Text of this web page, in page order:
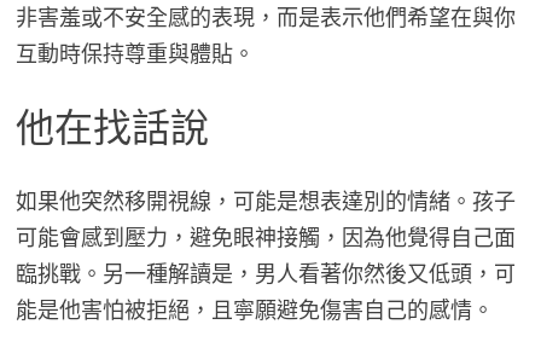
非害羞或不安全感的表現，而是表示他們希望在與你
互動時保持尊重與體貼。
他在找話說
如果他突然移開視線，可能是想表達別的情緒。孩子
可能會感到壓力，避免眼神接觸，因為他覺得自己面
臨挑戰。另一種解讀是，男人看著你然後又低頭，可
能是他害怕被拒絕，且寧願避免傷害自己的感情。